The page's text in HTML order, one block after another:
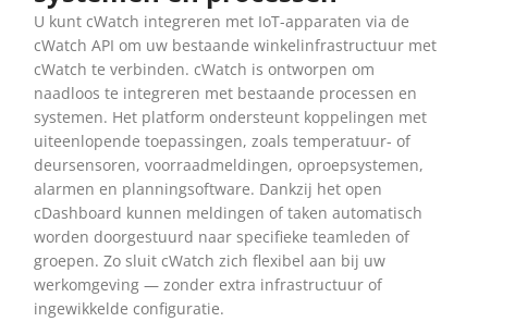
U kunt cWatch integreren met IoT-apparaten via de
cWatch API om uw bestaande winkelinfrastructuur met
cWatch te verbinden. cWatch is ontworpen om
naadloos te integreren met bestaande processen en
systemen. Het platform ondersteunt koppelingen met
uiteenlopende toepassingen, zoals temperatuur- of
deursensoren, voorraadmeldingen, oproepsystemen,
alarmen en planningsoftware. Dankzij het open
cDashboard kunnen meldingen of taken automatisch
worden doorgestuurd naar specifieke teamleden of
groepen. Zo sluit cWatch zich flexibel aan bij uw
werkomgeving — zonder extra infrastructuur of
ingewikkelde configuratie.